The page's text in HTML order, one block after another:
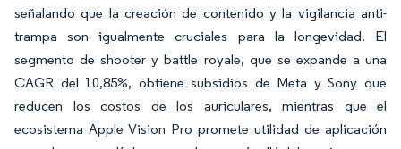
señalando que la creación de contenido y la vigilancia anti-
trampa son igualmente cruciales para la longevidad. El
segmento de shooter y battle royale, que se expande a una
CAGR del 10,85%, obtiene subsidios de Meta y Sony que
reducen los costos de los auriculares, mientras que el
ecosistema Apple Vision Pro promete utilidad de aplicación